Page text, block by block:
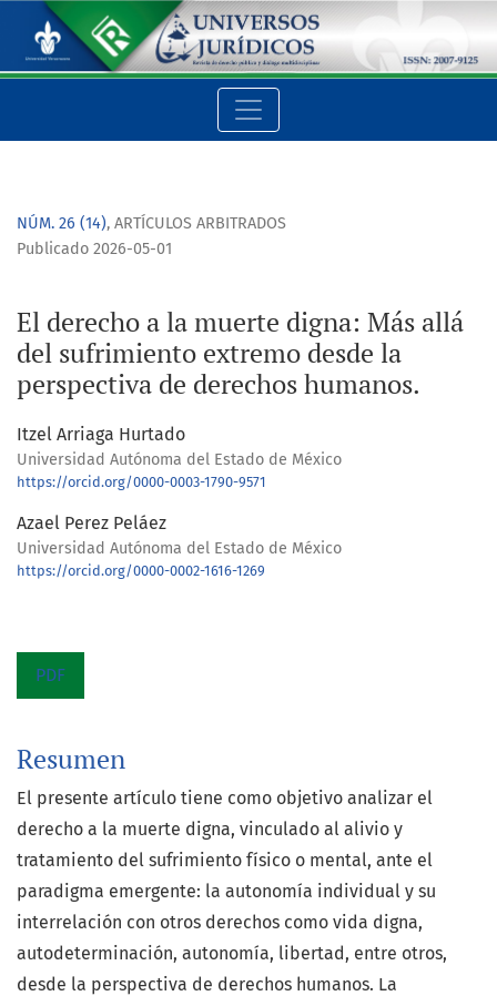
El derecho a la muerte digna: Más allá del sufrimiento
NÚM. 26 (14), ARTÍCULOS ARBITRADOS
El derecho a la muerte digna: Más allá
del sufrimiento extremo desde la
perspectiva de derechos humanos.
Publicado 2026-05-01
Itzel Arriaga Hurtado
Universidad Autónoma del Estado de México
https://orcid.org/0000-0003-1790-9571
Azael Perez Peláez
Universidad Autónoma del Estado de México
https://orcid.org/0000-0002-1616-1269
PDF
Resumen
El presente artículo tiene como objetivo analizar el
derecho a la muerte digna, vinculado al alivio y
tratamiento del sufrimiento físico o mental, ante el
paradigma emergente: la autonomía individual y su
interrelación con otros derechos como vida digna,
autodeterminación, autonomía, libertad, entre otros,
desde la perspectiva de derechos humanos. La